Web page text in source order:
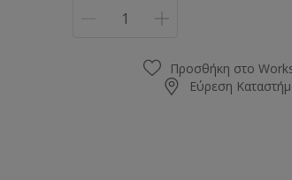
Προσθήκη στο
Εύρεση